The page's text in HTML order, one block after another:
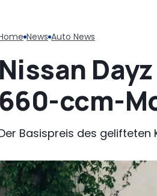
News Auto News
Nissan
660-ccm-
Basispreis des gelifteten